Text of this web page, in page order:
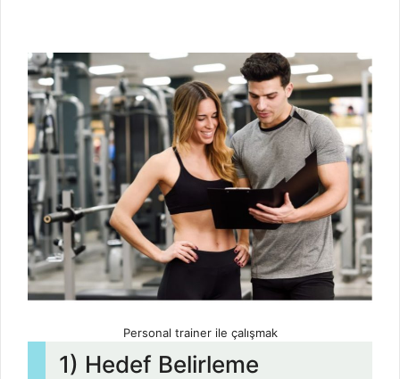
Personal trainer ile çalışmak
1) Hedef Belirleme